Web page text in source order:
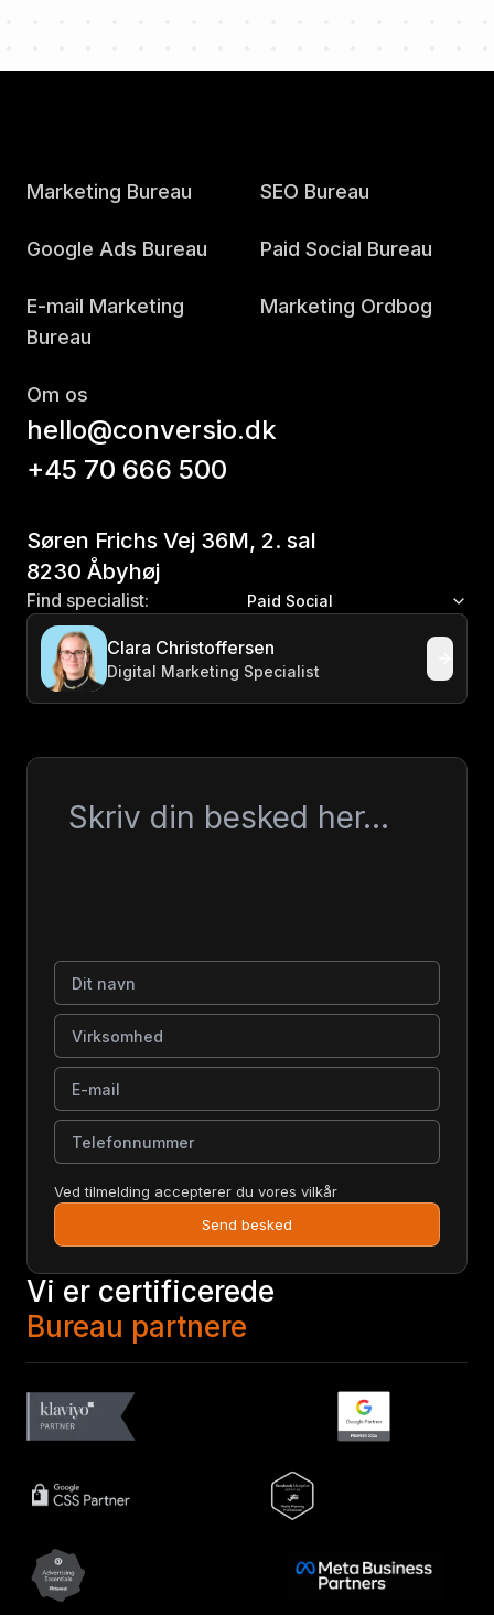
Marketing Bureau SEO Bureau
Google Ads Bureau Paid Social Bureau
E-mail Marketing
Bureau
Marketing Ordbog
Om os
hello@conversio.dk
+45 70 666 500
Søren Frichs Vej 36M, 2. sal
8230 Åbyhøj
Find specialist: Paid Social
Clara Christoffersen
Digital Marketing Specialist
Dit navn
Virksomhed
E-mail
Telefonnummer
Ved tilmelding accepterer du vores vilkår
Send besked
Vi er certificerede
Bureau partnere